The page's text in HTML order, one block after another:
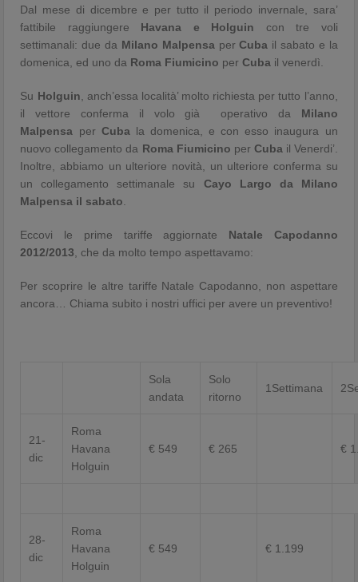
Dal mese di dicembre e per tutto il periodo invernale, sara’
fattibile raggiungere Havana e Holguin con tre voli
settimanali: due da Milano Malpensa perCuba il sabato e la
domenica, ed uno da Roma Fiumicino per Cuba il venerdì.
Su Holguin , anch’essa località’ molto richiesta per tutto l’anno,
il vettore conferma il volo già operativo da Milano
Malpensa per Cuba la domenica, e con esso inaugura un
nuovo collegamento da Roma Fiumicino perCuba il Venerdi’.
Inoltre, abbiamo un ulteriore novità, un ulteriore conferma su
un collegamento settimanale su Cayo Largo da Milano
Malpensa il sabato
Eccovi le prime tariffe aggiornate Natale Capodanno
2012/2013 , che da molto tempo aspettavamo:
Per scoprire le altre tariffe Natale Capodanno, non aspettare
ancora… Chiama subito i nostri uffici per avere un preventivo!
Sola
andata
Solo
ritorno
1Settimana
21-
dic
Roma
Havana
Holguin
€ 549 € 265 €
28-
dic
Roma
Havana
Holguin
€ 549 € 1.199